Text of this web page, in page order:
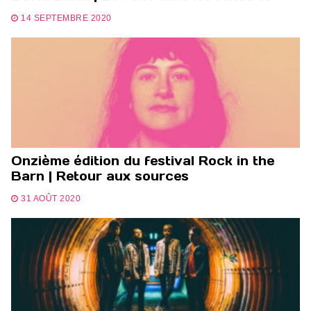
14 SEPTEMBRE 2020
Onzième édition du festival Rock in the
Barn | Retour aux sources
31 AOÛT 2020